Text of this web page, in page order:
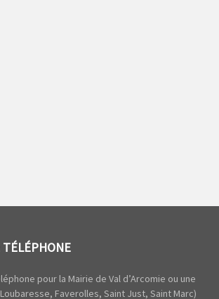
TÉLÉPHONE
pour la Mairie de Val d’Arcomie ou une
Faverolles, Saint Just, Saint Marc)